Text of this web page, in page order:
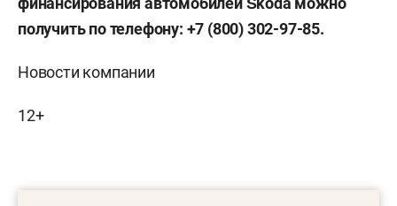
получить по телефону: +7 (800) 302-97-85.
Новости компании
12+